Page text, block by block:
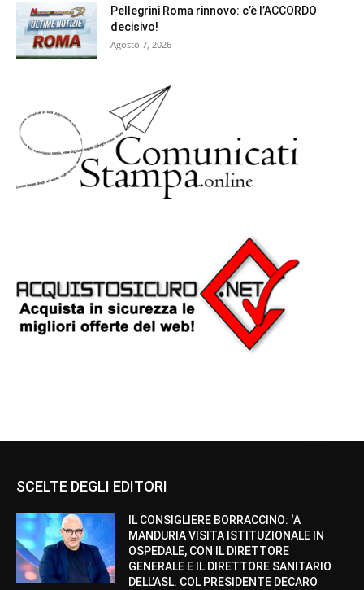
Pellegrini Roma rinnovo: c’è l’ACCORDO
decisivo!
Agosto 7, 2026
SCELTE DEGLI EDITORI
IL CONSIGLIERE BORRACCINO: ‘A
MANDURIA VISITA ISTITUZIONALE IN
OSPEDALE, CON IL DIRETTORE
GENERALE E IL DIRETTORE SANITARIO
DELL’ASL. COL PRESIDENTE DECARO